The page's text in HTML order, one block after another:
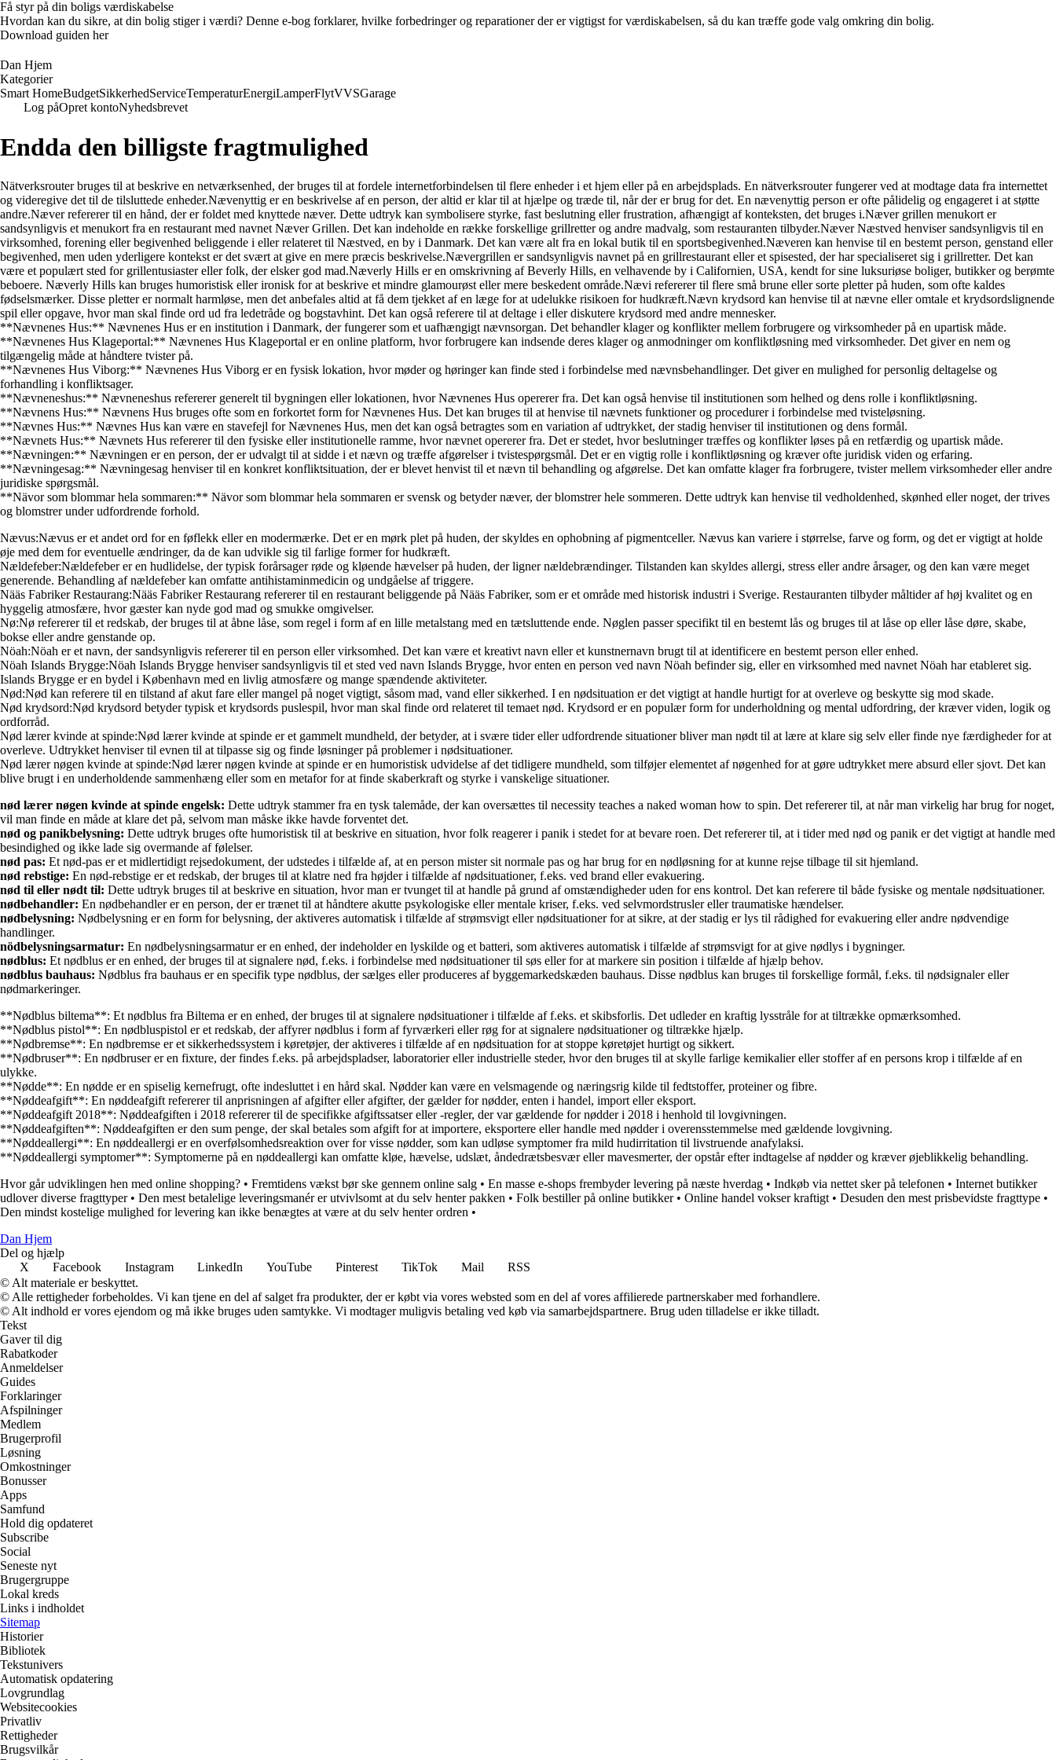
Få styr på din boligs værdiskabelse
Hvordan kan du sikre, at din bolig stiger i værdi? Denne e-bog forklarer, hvilke forbedringer og reparationer der er vigtigst for værdiskabelsen, så du kan træffe gode valg omkring din bolig.
Download guiden her
Dan Hjem
Kategorier
Smart HomeBudgetSikkerhedServiceTemperaturEnergiLamperFlytVVSGarage
Log påOpret kontoNyhedsbrevet
Endda den billigste fragtmulighed
Nätverksrouter bruges til at beskrive en netværksenhed, der bruges til at fordele internetforbindelsen til flere enheder i et hjem eller på en arbejdsplads. En nätverksrouter fungerer ved at modtage data fra internettet
og videregive det til de tilsluttede enheder.Nævenyttig er en beskrivelse af en person, der altid er klar til at hjælpe og træde til, når der er brug for det. En nævenyttig person er ofte pålidelig og engageret i at støtte
andre.Næver refererer til en hånd, der er foldet med knyttede næver. Dette udtryk kan symbolisere styrke, fast beslutning eller frustration, afhængigt af konteksten, det bruges i.Næver grillen menukort er
sandsynligvis et menukort fra en restaurant med navnet Næver Grillen. Det kan indeholde en række forskellige grillretter og andre madvalg, som restauranten tilbyder.Næver Næstved henviser sandsynligvis til en
virksomhed, forening eller begivenhed beliggende i eller relateret til Næstved, en by i Danmark. Det kan være alt fra en lokal butik til en sportsbegivenhed.Næveren kan henvise til en bestemt person, genstand eller
begivenhed, men uden yderligere kontekst er det svært at give en mere præcis beskrivelse.Nævergrillen er sandsynligvis navnet på en grillrestaurant eller et spisested, der har specialiseret sig i grillretter. Det kan
være et populært sted for grillentusiaster eller folk, der elsker god mad.Næverly Hills er en omskrivning af Beverly Hills, en velhavende by i Californien, USA, kendt for sine luksuriøse boliger, butikker og berømte
beboere. Næverly Hills kan bruges humoristisk eller ironisk for at beskrive et mindre glamourøst eller mere beskedent område.Nævi refererer til flere små brune eller sorte pletter på huden, som ofte kaldes
fødselsmærker. Disse pletter er normalt harmløse, men det anbefales altid at få dem tjekket af en læge for at udelukke risikoen for hudkræft.Nævn krydsord kan henvise til at nævne eller omtale et krydsordslignende
spil eller opgave, hvor man skal finde ord ud fra ledetråde og bogstavhint. Det kan også referere til at deltage i eller diskutere krydsord med andre mennesker.
**Nævnenes Hus:** Nævnenes Hus er en institution i Danmark, der fungerer som et uafhængigt nævnsorgan. Det behandler klager og konflikter mellem forbrugere og virksomheder på en upartisk måde.
**Nævnenes Hus Klageportal:** Nævnenes Hus Klageportal er en online platform, hvor forbrugere kan indsende deres klager og anmodninger om konfliktløsning med virksomheder. Det giver en nem og
tilgængelig måde at håndtere tvister på.
**Nævnenes Hus Viborg:** Nævnenes Hus Viborg er en fysisk lokation, hvor møder og høringer kan finde sted i forbindelse med nævnsbehandlinger. Det giver en mulighed for personlig deltagelse og
forhandling i konfliktsager.
**Nævneneshus:** Nævneneshus refererer generelt til bygningen eller lokationen, hvor Nævnenes Hus opererer fra. Det kan også henvise til institutionen som helhed og dens rolle i konfliktløsning.
**Nævnens Hus:** Nævnens Hus bruges ofte som en forkortet form for Nævnenes Hus. Det kan bruges til at henvise til nævnets funktioner og procedurer i forbindelse med tvisteløsning.
**Nævnes Hus:** Nævnes Hus kan være en stavefejl for Nævnenes Hus, men det kan også betragtes som en variation af udtrykket, der stadig henviser til institutionen og dens formål.
**Nævnets Hus:** Nævnets Hus refererer til den fysiske eller institutionelle ramme, hvor nævnet opererer fra. Det er stedet, hvor beslutninger træffes og konflikter løses på en retfærdig og upartisk måde.
**Nævningen:** Nævningen er en person, der er udvalgt til at sidde i et nævn og træffe afgørelser i tvistespørgsmål. Det er en vigtig rolle i konfliktløsning og kræver ofte juridisk viden og erfaring.
**Nævningesag:** Nævningesag henviser til en konkret konfliktsituation, der er blevet henvist til et nævn til behandling og afgørelse. Det kan omfatte klager fra forbrugere, tvister mellem virksomheder eller andre
juridiske spørgsmål.
**Nävor som blommar hela sommaren:** Nävor som blommar hela sommaren er svensk og betyder næver, der blomstrer hele sommeren. Dette udtryk kan henvise til vedholdenhed, skønhed eller noget, der trives
og blomstrer under udfordrende forhold.
Nævus:Nævus er et andet ord for en føflekk eller en modermærke. Det er en mørk plet på huden, der skyldes en ophobning af pigmentceller. Nævus kan variere i størrelse, farve og form, og det er vigtigt at holde
øje med dem for eventuelle ændringer, da de kan udvikle sig til farlige former for hudkræft.
Nældefeber:Nældefeber er en hudlidelse, der typisk forårsager røde og kløende hævelser på huden, der ligner nældebrændinger. Tilstanden kan skyldes allergi, stress eller andre årsager, og den kan være meget
generende. Behandling af nældefeber kan omfatte antihistaminmedicin og undgåelse af triggere.
Nääs Fabriker Restaurang:Nääs Fabriker Restaurang refererer til en restaurant beliggende på Nääs Fabriker, som er et område med historisk industri i Sverige. Restauranten tilbyder måltider af høj kvalitet og en
hyggelig atmosfære, hvor gæster kan nyde god mad og smukke omgivelser.
Nø:Nø refererer til et redskab, der bruges til at åbne låse, som regel i form af en lille metalstang med en tætsluttende ende. Nøglen passer specifikt til en bestemt lås og bruges til at låse op eller låse døre, skabe,
bokse eller andre genstande op.
Nöah:Nöah er et navn, der sandsynligvis refererer til en person eller virksomhed. Det kan være et kreativt navn eller et kunstnernavn brugt til at identificere en bestemt person eller enhed.
Nöah Islands Brygge:Nöah Islands Brygge henviser sandsynligvis til et sted ved navn Islands Brygge, hvor enten en person ved navn Nöah befinder sig, eller en virksomhed med navnet Nöah har etableret sig.
Islands Brygge er en bydel i København med en livlig atmosfære og mange spændende aktiviteter.
Nød:Nød kan referere til en tilstand af akut fare eller mangel på noget vigtigt, såsom mad, vand eller sikkerhed. I en nødsituation er det vigtigt at handle hurtigt for at overleve og beskytte sig mod skade.
Nød krydsord:Nød krydsord betyder typisk et krydsords puslespil, hvor man skal finde ord relateret til temaet nød. Krydsord er en populær form for underholdning og mental udfordring, der kræver viden, logik og
ordforråd.
Nød lærer kvinde at spinde:Nød lærer kvinde at spinde er et gammelt mundheld, der betyder, at i svære tider eller udfordrende situationer bliver man nødt til at lære at klare sig selv eller finde nye færdigheder for at
overleve. Udtrykket henviser til evnen til at tilpasse sig og finde løsninger på problemer i nødsituationer.
Nød lærer nøgen kvinde at spinde:Nød lærer nøgen kvinde at spinde er en humoristisk udvidelse af det tidligere mundheld, som tilføjer elementet af nøgenhed for at gøre udtrykket mere absurd eller sjovt. Det kan
blive brugt i en underholdende sammenhæng eller som en metafor for at finde skaberkraft og styrke i vanskelige situationer.
nød lærer nøgen kvinde at spinde engelsk: Dette udtryk stammer fra en tysk talemåde, der kan oversættes til necessity teaches a naked woman how to spin. Det refererer til, at når man virkelig har brug for noget,
vil man finde en måde at klare det på, selvom man måske ikke havde forventet det.
nød og panikbelysning: Dette udtryk bruges ofte humoristisk til at beskrive en situation, hvor folk reagerer i panik i stedet for at bevare roen. Det refererer til, at i tider med nød og panik er det vigtigt at handle med
besindighed og ikke lade sig overmande af følelser.
nød pas: Et nød-pas er et midlertidigt rejsedokument, der udstedes i tilfælde af, at en person mister sit normale pas og har brug for en nødløsning for at kunne rejse tilbage til sit hjemland.
nød rebstige: En nød-rebstige er et redskab, der bruges til at klatre ned fra højder i tilfælde af nødsituationer, f.eks. ved brand eller evakuering.
nød til eller nødt til: Dette udtryk bruges til at beskrive en situation, hvor man er tvunget til at handle på grund af omstændigheder uden for ens kontrol. Det kan referere til både fysiske og mentale nødsituationer.
nødbehandler: En nødbehandler er en person, der er trænet til at håndtere akutte psykologiske eller mentale kriser, f.eks. ved selvmordstrusler eller traumatiske hændelser.
nødbelysning: Nødbelysning er en form for belysning, der aktiveres automatisk i tilfælde af strømsvigt eller nødsituationer for at sikre, at der stadig er lys til rådighed for evakuering eller andre nødvendige
handlinger.
nödbelysningsarmatur: En nødbelysningsarmatur er en enhed, der indeholder en lyskilde og et batteri, som aktiveres automatisk i tilfælde af strømsvigt for at give nødlys i bygninger.
nødblus: Et nødblus er en enhed, der bruges til at signalere nød, f.eks. i forbindelse med nødsituationer til søs eller for at markere sin position i tilfælde af hjælp behov.
nødblus bauhaus: Nødblus fra bauhaus er en specifik type nødblus, der sælges eller produceres af byggemarkedskæden bauhaus. Disse nødblus kan bruges til forskellige formål, f.eks. til nødsignaler eller
nødmarkeringer.
**Nødblus biltema**: Et nødblus fra Biltema er en enhed, der bruges til at signalere nødsituationer i tilfælde af f.eks. et skibsforlis. Det udleder en kraftig lysstråle for at tiltrække opmærksomhed.
**Nødblus pistol**: En nødbluspistol er et redskab, der affyrer nødblus i form af fyrværkeri eller røg for at signalere nødsituationer og tiltrække hjælp.
**Nødbremse**: En nødbremse er et sikkerhedssystem i køretøjer, der aktiveres i tilfælde af en nødsituation for at stoppe køretøjet hurtigt og sikkert.
**Nødbruser**: En nødbruser er en fixture, der findes f.eks. på arbejdspladser, laboratorier eller industrielle steder, hvor den bruges til at skylle farlige kemikalier eller stoffer af en persons krop i tilfælde af en
ulykke.
**Nødde**: En nødde er en spiselig kernefrugt, ofte indesluttet i en hård skal. Nødder kan være en velsmagende og næringsrig kilde til fedtstoffer, proteiner og fibre.
**Nøddeafgift**: En nøddeafgift refererer til anprisningen af afgifter eller afgifter, der gælder for nødder, enten i handel, import eller eksport.
**Nøddeafgift 2018**: Nøddeafgiften i 2018 refererer til de specifikke afgiftssatser eller -regler, der var gældende for nødder i 2018 i henhold til lovgivningen.
**Nøddeafgiften**: Nøddeafgiften er den sum penge, der skal betales som afgift for at importere, eksportere eller handle med nødder i overensstemmelse med gældende lovgivning.
**Nøddeallergi**: En nøddeallergi er en overfølsomhedsreaktion over for visse nødder, som kan udløse symptomer fra mild hudirritation til livstruende anafylaksi.
**Nøddeallergi symptomer**: Symptomerne på en nøddeallergi kan omfatte kløe, hævelse, udslæt, åndedrætsbesvær eller mavesmerter, der opstår efter indtagelse af nødder og kræver øjeblikkelig behandling.
Hvor går udviklingen hen med online shopping? • Fremtidens vækst bør ske gennem online salg • En masse e-shops frembyder levering på næste hverdag • Indkøb via nettet sker på telefonen • Internet butikker
udlover diverse fragttyper• Den mest betalelige leveringsmanér er utvivlsomt at du selv henter pakken • Folk bestiller på online butikker• Online handel vokser kraftigt • Desuden den mest prisbevidste fragttype •
Den mindst kostelige mulighed for levering kan ikke benægtes at være at du selv henter ordren •
Dan Hjem
Del og hjælp
X
Facebook Instagram LinkedIn YouTube Pinterest TikTok Mail
RSS
© Alt materiale er beskyttet.
© Alle rettigheder forbeholdes. Vi kan tjene en del af salget fra produkter, der er købt via vores websted som en del af vores affilierede partnerskaber med forhandlere.
© Alt indhold er vores ejendom og må ikke bruges uden samtykke. Vi modtager muligvis betaling ved køb via samarbejdspartnere. Brug uden tilladelse er ikke tilladt.
Tekst
Gaver til dig
Rabatkoder
Anmeldelser
Guides
Forklaringer
Afspilninger
Medlem
Brugerprofil
Løsning
Omkostninger
Bonusser
Apps
Samfund
Hold dig opdateret
Subscribe
Social
Seneste nyt
Brugergruppe
Lokal kreds
Links i indholdet
Sitemap
Historier
Bibliotek
Tekstunivers
Automatisk opdatering
Lovgrundlag
Websitecookies
Privatliv
Rettigheder
Brugsvilkår